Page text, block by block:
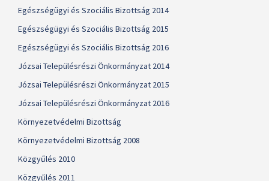
Egészségügyi és Szociális Bizottság 2014
Egészségügyi és Szociális Bizottság 2015
Egészségügyi és Szociális Bizottság 2016
Józsai Településrészi Önkormányzat 2014
Józsai Településrészi Önkormányzat 2015
Józsai Településrészi Önkormányzat 2016
Környezetvédelmi Bizottság
Környezetvédelmi Bizottság 2008
Közgyűlés 2010
Közgyűlés 2011